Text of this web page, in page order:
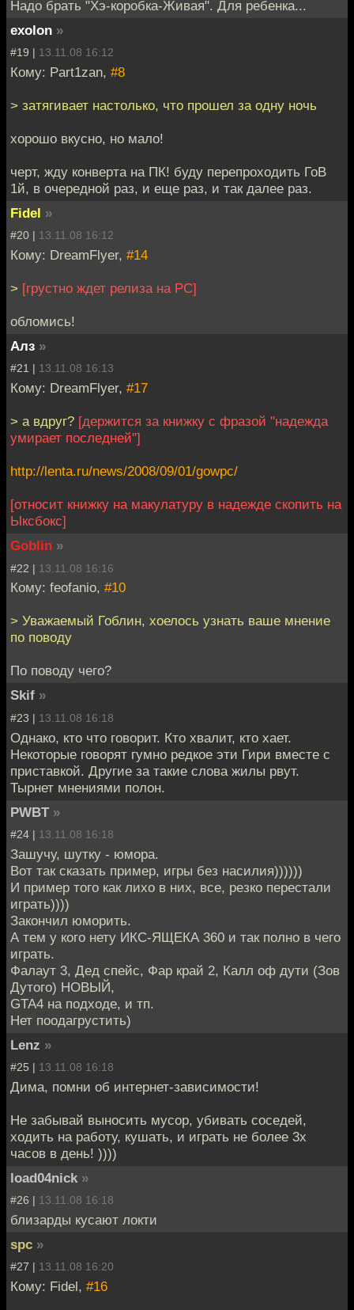
Надо брать "Хэ-коробка-Живая". Для ребенка...
exolon »
#19 | 13.11.08 16:12
Кому: Part1zan, #8
> затягивает настолько, что прошел за одну ночь
хорошо вкусно, но мало!
черт, жду конверта на ПК! буду перепроходить ГоВ
1й, в очередной раз, и еще раз, и так далее раз.
Fidel »
#20 | 13.11.08 16:12
Кому: DreamFlyer, #14
> [грустно ждет релиза на PC]
обломись!
Алз »
#21 | 13.11.08 16:13
Кому: DreamFlyer, #17
> а вдруг? [держится за книжку с фразой "надежда
умирает последней"]
http://lenta.ru/news/2008/09/01/gowpc/
[относит книжку на макулатуру в надежде скопить на
Ыксбокс]
Goblin »
#22 | 13.11.08 16:16
Кому: feofanio, #10
> Уважаемый Гоблин, хоелось узнать ваше мнение
по поводу
По поводу чего?
Skif »
#23 | 13.11.08 16:18
Однако, кто что говорит. Кто хвалит, кто хает.
Некоторые говорят гумно редкое эти Гири вместе с
приставкой. Другие за такие слова жилы рвут.
Тырнет мнениями полон.
PWBT »
#24 | 13.11.08 16:18
Зашучу, шутку - юмора.
Вот так сказать пример, игры без насилия))))))
И пример того как лихо в них, все, резко перестали
играть))))
Закончил юморить.
А тем у кого нету ИКС-ЯЩЕКА 360 и так полно в чего
играть.
Фалаут 3, Дед спейс, Фар край 2, Калл оф дути (Зов
Дутого) НОВЫЙ,
GTA4 на подходе, и тп.
Нет поодагрустить)
Lenz »
#25 | 13.11.08 16:18
Дима, помни об интернет-зависимости!
Не забывай выносить мусор, убивать соседей,
ходить на работу, кушать, и играть не более 3х
часов в день! ))))
load04nick »
#26 | 13.11.08 16:18
близарды кусают локти
spc »
#27 | 13.11.08 16:20
Кому: Fidel, #16